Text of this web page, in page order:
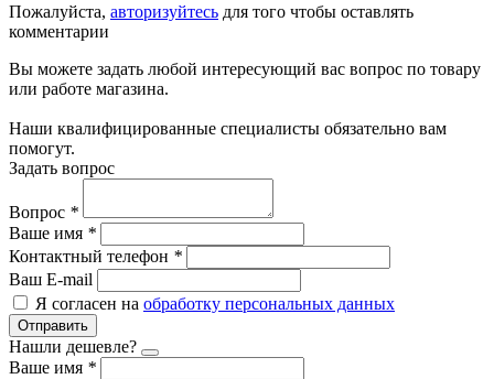
Пожалуйста, авторизуйтесь для того чтобы оставлять
комментарии
Вы можете задать любой интересующий вас вопрос по товару
или работе магазина.
Наши квалифицированные специалисты обязательно вам
помогут.
Задать вопрос
Вопрос *
Ваше имя *
Контактный телефон *
Ваш E-mail
Я согласен на обработку персональных данных
Отправить
Нашли дешевле?
Ваше имя *